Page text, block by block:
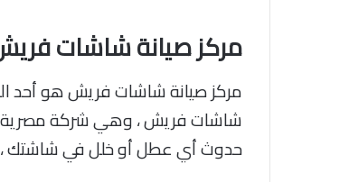
مركز صيانة شاشات
مركز صيانة شاشات فريش هو أحد
شاشات فريش ، وهي شركة مصرية
حدوث أي عطل أو خلل في شاشتك ،